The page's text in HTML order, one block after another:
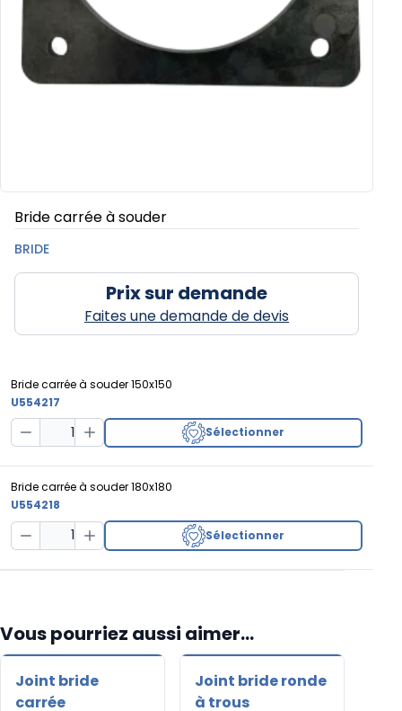
Bride carrée à souder
BRIDE
Prix sur demande
Faites une demande de devis
Bride carrée à souder 150x150
U554217
Decrease QuantityIncrease QuantitySélectionner
Bride carrée à souder 180x180
U554218
Decrease QuantityIncrease QuantitySélectionner
Vous pourriez aussi aimer...
Joint bride
carrée
Joint bride ronde
à trous